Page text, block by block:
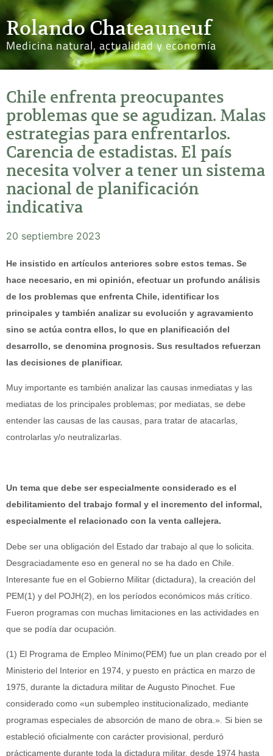
Rolando Chateauneuf
Medicina natural, actualidad y economía
Chile enfrenta preocupantes
problemas que se agudizan. Malas
estrategias para enfrentarlos.
Carencia de estadistas. El país
necesita volver a tener un sistema
nacional de planificación
indicativa
20 septiembre 2023
He insistido en artículos anteriores sobre estos temas. Se
hace necesario, en mi opinión, efectuar un profundo análisis
de los problemas que enfrenta Chile, identificar los
principales y también analizar su evolución y agravamiento
sino se actúa contra ellos, lo que en planificación del
desarrollo, se denomina prognosis. Sus resultados refuerzan
las decisiones de planificar.
Muy importante es también analizar las causas inmediatas y las
mediatas de los principales problemas; por mediatas, se debe
entender las causas de las causas, para tratar de atacarlas,
controlarlas y/o neutralizarlas.
Un tema que debe ser especialmente considerado es el
debilitamiento del trabajo formal y el incremento del informal,
especialmente el relacionado con la venta callejera.
Debe ser una obligación del Estado dar trabajo al que lo solicita.
Desgraciadamente eso en general no se ha dado en Chile.
Interesante fue en el Gobierno Militar (dictadura), la creación del
PEM(1) y del POJH(2), en los períodos económicos más crítico.
Fueron programas con muchas limitaciones en las actividades en
que se podía dar ocupación.
(1) El Programa de Empleo Mínimo(PEM) fue un plan creado por el
Ministerio del Interior en 1974, y puesto en práctica en marzo de
1975, durante la dictadura militar de Augusto Pinochet. Fue
considerado como «un subempleo institucionalizado, mediante
programas especiales de absorción de mano de obra.». Si bien se
estableció oficialmente con carácter provisional, perduró
prácticamente durante toda la dictadura militar, desde 1974 hasta